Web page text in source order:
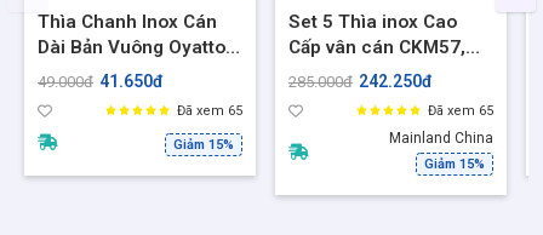
Thìa Chanh Inox Cán
Dài Bản Vuông Oyatton
O97 – Thìa Khuấy Ly
Thực Phẩm
49.000đ 41.650đ
Đã xem 65
Giảm 15%
Set 5 Thìa inox Cao
Cấp vân cán CKM57,
Thiết Kế Sang Trọng
cơm, bún, phở
285.000đ 242.250đ
Đã xem 65
Mainland China
Giảm 15%